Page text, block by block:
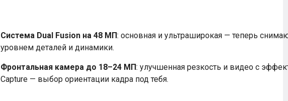
Система Dual Fusion на 48 МП: основная и ультраширокая — теперь
уровнем деталей и динамики.
Фронтальная камера до 18–24 МП: улучшенная резкость и видео с
Capture — выбор ориентации кадра под тебя.